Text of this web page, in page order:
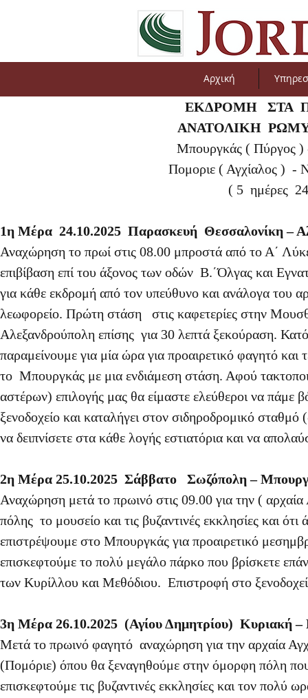
Αρχική
ΕΚΔΡΟΜΗ ΣΤΑ
ΑΝΑΤΟΛΙΚΗ
Μπουργκάς ( Πύργος )
Πομοριε ( Αγχίαλος )
( 5 ημέρες
1η Μέρα 24.10.2025 Παρασκευή Θεσσαλονίκη –
Αναχώρηση το πρωί στις 08.00 μπροστά από το Α΄
επιβίβαση επί του άξονος των οδών Β.΄Όλγας και
για κάθε εκδρομή από τον υπεύθυνο και ανάλογα του
λεωφορείο. Πρώτη στάση στις καφετερίες στην
Αλεξανδρούπολη επίσης για 30 λεπτά ξεκούραση.
παραμείνουμε για μία ώρα για προαιρετικό φαγητό και
το Μπουργκάς με μια ενδιάμεση στάση. Αφού
αστέρων) επιλογής μας θα είμαστε ελεύθεροι να πάμε
ξενοδοχείο και καταλήγει στον σιδηροδρομικό
να δειπνίσετε στα κάθε λογής εστιατόρια και να
2η Μέρα 25.10.2025 Σάββατο Σωζόπολη –
Αναχώρηση μετά το πρωινό στις 09.00 για την (
πόλης το μουσείο και τις βυζαντινές εκκλησίες και
επιστρέψουμε στο Μπουργκάς για προαιρετικό
επισκεφτούμε το πολύ μεγάλο πάρκο που βρίσκετε
των Κυρίλλου και Μεθόδιου. Επιστροφή στο
3η Μέρα 26.10.2025 (Αγίου Δημητρίου) Κυριακή –
Μετά το πρωινό φαγητό αναχώρηση για την αρχαία
(Πομόριε) όπου θα ξεναγηθούμε στην όμορφη πόλη
επισκεφτούμε τις βυζαντινές εκκλησίες και τον πολύ